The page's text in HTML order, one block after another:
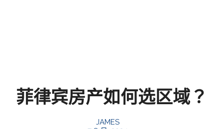
菲律宾房产如何选区域？
JAMES